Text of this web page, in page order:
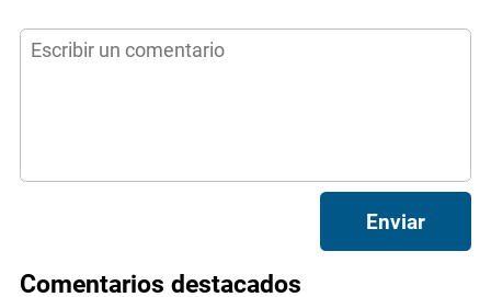
Enviar
Comentarios destacados